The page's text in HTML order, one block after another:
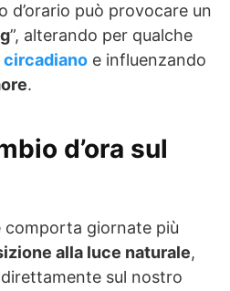
d’orario può provocare un
”, alterando per qualche
circadiano e influenzando
.
d’ora sul
comporta giornate più
alla luce naturale,
sul nostro